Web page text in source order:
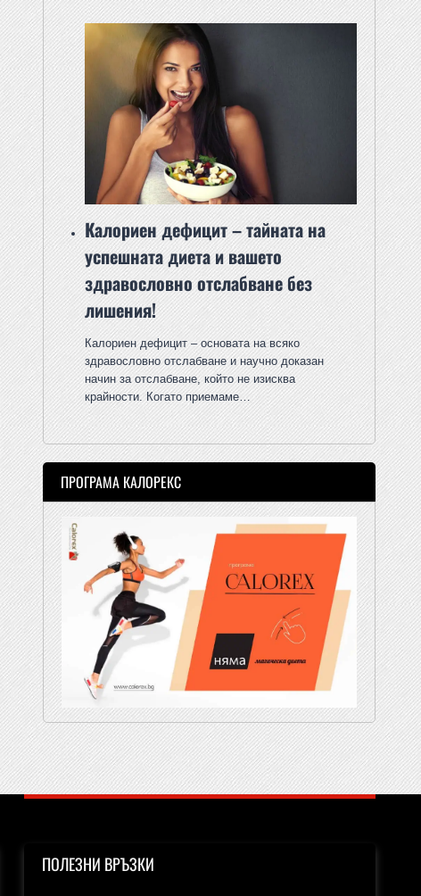
Калориен дефицит – тайната на
успешната диета и вашето
здравословно отслабване без
лишения!
Калориен дефицит – основата на всяко
здравословно отслабване и научно доказан
начин за отслабване, който не изисква
крайности. Когато приемаме…
ПРОГРАМА КАЛОРЕКС
ПОЛЕЗНИ ВРЪЗКИ